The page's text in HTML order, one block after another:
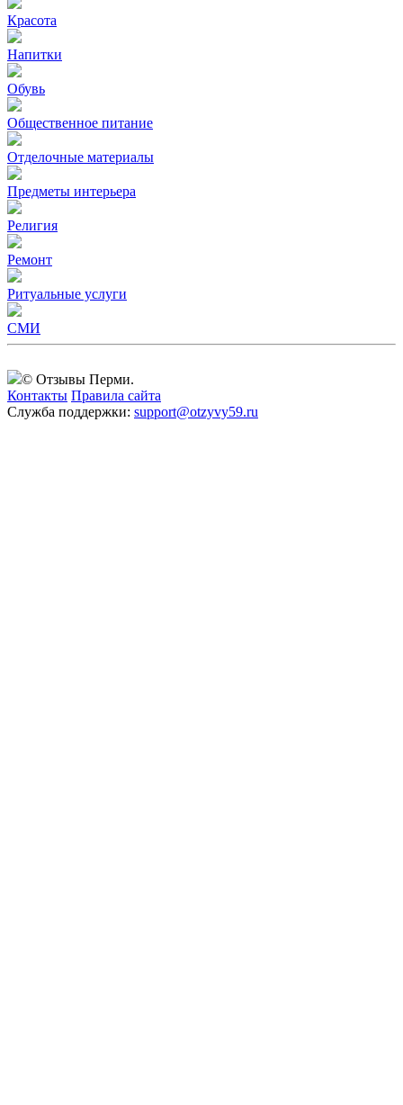
Красота
Напитки
Обувь
Общественное питание
Отделочные материалы
Предметы интерьера
Религия
Ремонт
Ритуальные услуги
СМИ
© Отзывы Перми.
Контакты Правила сайта
Служба поддержки: support@otzyvy59.ru